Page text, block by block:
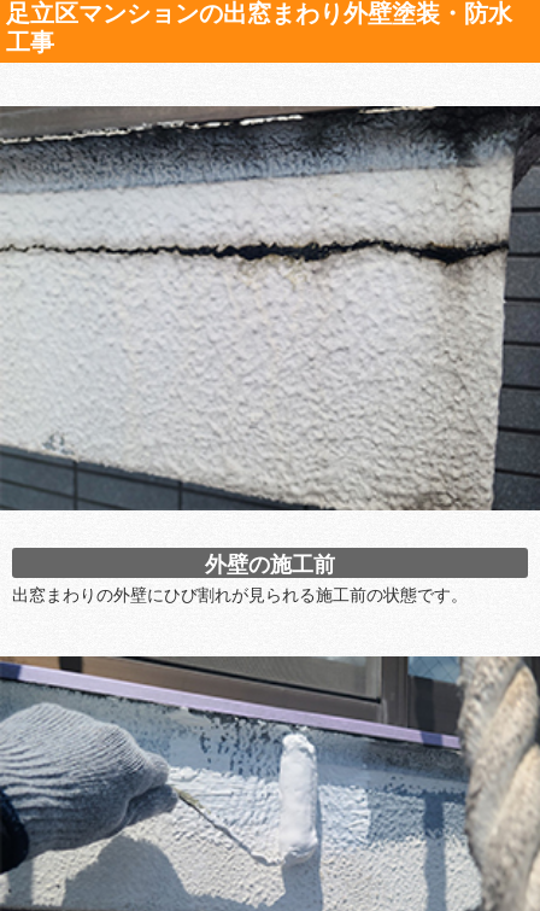
足立区マンションの出窓まわり外壁塗装・防水
工事
外壁の施工前
出窓まわりの外壁にひび割れが見られる施工前の状態です。